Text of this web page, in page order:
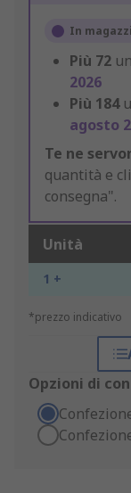
In
Più 72
2026
Più 184
agosto
Te ne
quantità e
consegna".
Unità
1 +
*prezzo indicativo
Opzioni di